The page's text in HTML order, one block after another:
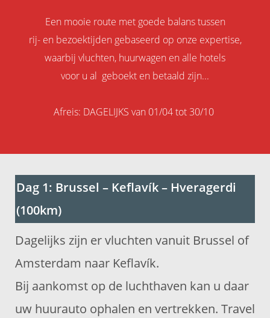
Een mooie route met goede balans tussen
rij- en bezoektijden gebaseerd op onze expertise,
waarbij vluchten, huurwagen en alle hotels
voor u al geboekt en betaald zijn...
Afreis: DAGELIJKS van 01/04 tot 30/10
Dag 1: Brussel – Keflavík – Hveragerdi
(100km)
Dagelijks zijn er vluchten vanuit Brussel of
Amsterdam naar Keflavík.
Bij aankomst op de luchthaven kan u daar
uw huurauto ophalen en vertrekken. Travel